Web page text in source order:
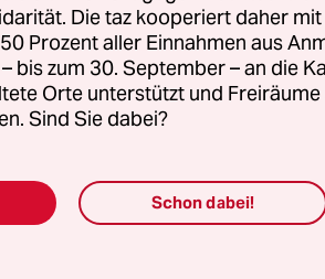
und der
gegründeten
Plan geeinigt,wie die
und trotzdem
erstmals
Die taz kooperiert daher mit
Prozent aller Einnahmen aus
bis zum 30. September – an die
Orte unterstützt und Freiräume
Sind Sie dabei?
Schon dabei!